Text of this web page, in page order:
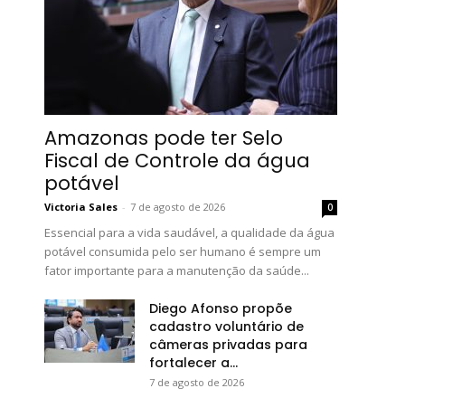
Amazonas pode ter Selo
Fiscal de Controle da água
potável
Victoria Sales - 7 de agosto de 2026 0
Essencial para a vida saudável, a qualidade da água
potável consumida pelo ser humano é sempre um
fator importante para a manutenção da saúde...
Diego Afonso propõe
cadastro voluntário de
câmeras privadas para
fortalecer a...
7 de agosto de 2026